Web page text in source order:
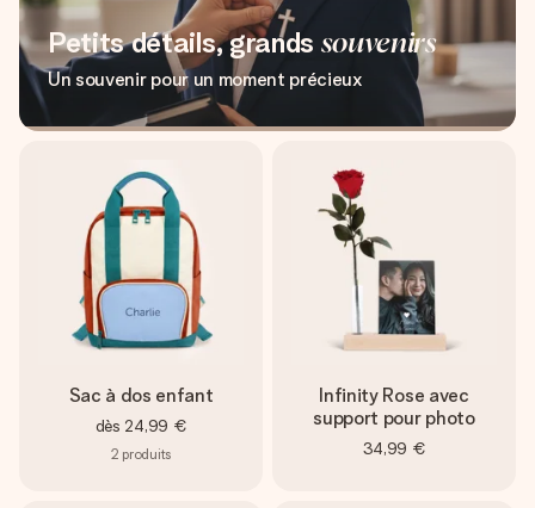
Petits détails, grands souvenirs
Un souvenir pour un moment précieux
Sac à dos enfant
dès 24,99 €
2 produits
Infinity Rose avec
support pour photo
34,99 €